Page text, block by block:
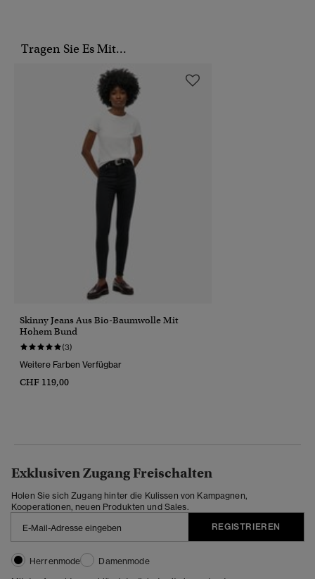
Tragen Sie Es Mit...
Skinny Jeans Aus Bio-Baumwolle Mit
Hohem Bund
(3)
Weitere Farben Verfügbar
CHF 119,00
Exklusiven Zugang Freischalten
Holen Sie sich Zugang hinter die Kulissen von Kampagnen,
Kooperationen, neuen Produkten und Sales.
REGISTRIEREN
Herrenmode
Damenmode